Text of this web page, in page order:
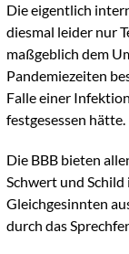
Die eigentlich
diesmal leider nur
maßgeblich dem
Pandemiezeiten
Falle einer
festgesessen hätte.
Die BBB bieten
Schwert und
Gleichgesinnten
durch das